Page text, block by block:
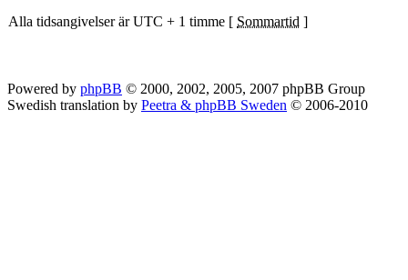
Alla tidsangivelser är UTC + 1 timme [ Sommartid ]
Powered by phpBB © 2000, 2002, 2005, 2007 phpBB Group
Swedish translation by Peetra & phpBB Sweden © 2006-2010